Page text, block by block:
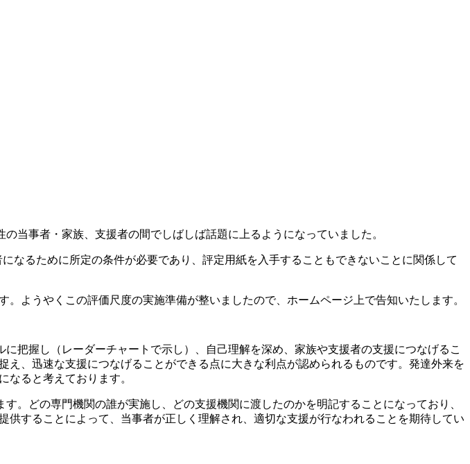
当事者・家族、支援者の間でしばしば話題に上るようになっていました。
なるために所定の条件が必要であり、評定用紙を入手することもできないことに関係して
ようやくこの評価尺度の実施準備が整いましたので、ホームページ上で告知いたします。
把握し（レーダーチャートで示し）、自己理解を深め、家族や支援者の支援につなげるこ
、迅速な支援につなげることができる点に大きな利点が認められるものです。発達外来を
なると考えております。
。どの専門機関の誰が実施し、どの支援機関に渡したのかを明記することになっており、
することによって、当事者が正しく理解され、適切な支援が行なわれることを期待してい